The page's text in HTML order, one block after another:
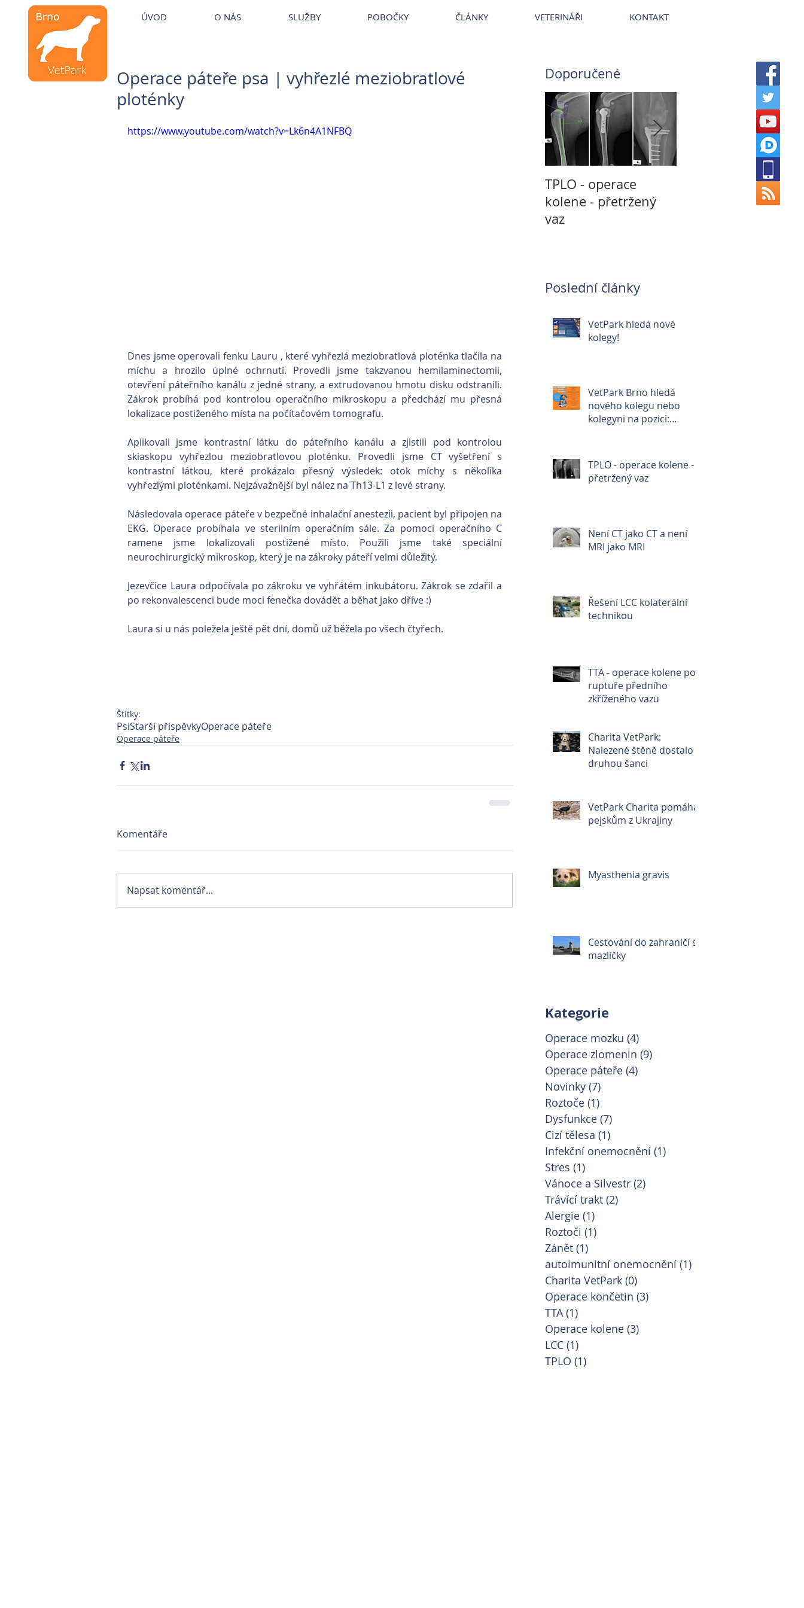
Veterinární klinika
ÚVOD O NÁS SLUŽBY POBOČKY ČLÁNKY VETERINÁŘI KONTAKT
Operace páteře psa | vyhřezlé meziobratlové
ploténky
https://www.youtube.com/watch?v=Lk6n4A1NFBQ
Dnes jsme operovali fenku Lauru , které vyhřezlá meziobratlová ploténka tlačila na
míchu a hrozilo úplné ochrnutí. Provedli jsme takzvanou hemilaminectomii,
otevření páteřního kanálu z jedné strany, a extrudovanou hmotu disku odstranili.
Zákrok probíhá pod kontrolou operačního mikroskopu a předchází mu přesná
lokalizace postiženého místa na počítačovém tomografu.
Aplikovali jsme kontrastní látku do páteřního kanálu a zjistili pod kontrolou
skiaskopu vyhřezlou meziobratlovou ploténku. Provedli jsme CT vyšetření s
kontrastní látkou, které prokázalo přesný výsledek: otok míchy s několika
vyhřezlými ploténkami. Nejzávažnější byl nález na Th13-L1 z levé strany.
Následovala operace páteře v bezpečné inhalační anestezii, pacient byl připojen na
EKG. Operace probíhala ve sterilním operačním sále. Za pomoci operačního C
ramene jsme lokalizovali postižené místo. Použili jsme také speciální
neurochirurgický mikroskop, který je na zákroky páteří velmi důležitý.
Jezevčice Laura odpočívala po zákroku ve vyhřátém inkubátoru. Zákrok se zdařil a
po rekonvalescenci bude moci fenečka dovádět a běhat jako dříve :)
Laura si u nás poležela ještě pět dní, domů už běžela po všech čtyřech.
Štítky:
PsiStarší příspěvkyOperace páteře
Operace páteře
Komentáře
Napsat komentář...
Doporučené
TPLO - operace
kolene - přetržený
vaz
Není CT jako CT a
není MRI jako MRI
Poslední články
VetPark hledá nové
kolegy!
VetPark Brno hledá
nového kolegu nebo
kolegyni na pozici:
TPLO - operace kolene -
přetržený vaz
Není CT jako CT a není
MRI jako MRI
Řešení LCC kolaterální
technikou
TTA - operace kolene po
ruptuře předního
zkříženého vazu
Charita VetPark:
Nalezené štěně dostalo
druhou šanci
VetPark Charita pomáhá
pejskům z Ukrajiny
Myasthenia gravis
Cestování do zahraničí s
mazlíčky
Kategorie
Operace mozku (4)
Operace zlomenin (9)
Operace páteře (4)
Novinky (7)
Roztoče (1)
Dysfunkce (7)
Cizí tělesa (1)
Infekční onemocnění (1)
Stres (1)
Vánoce a Silvestr (2)
Trávící trakt (2)
Alergie (1)
Roztoči (1)
Zánět (1)
autoimunitní onemocnění (1)
Charita VetPark (0)
Operace končetin (3)
TTA (1)
Operace kolene (3)
LCC (1)
TPLO (1)